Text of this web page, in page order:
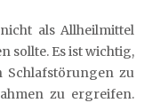
als Allheilmittel
sollte. Es ist wichtig,
Schlafstörungen zu
zu ergreifen.